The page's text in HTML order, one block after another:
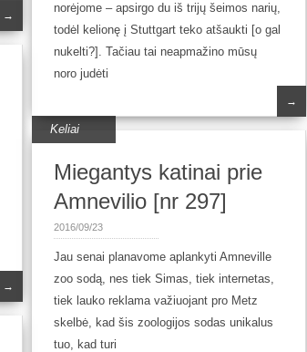
→
norėjome – apsirgo du iš trijų šeimos narių,
todėl kelionę į Stuttgart teko atšaukti [o gal
nukelti?]. Tačiau tai neapmažino mūsų
noro judėti
→
→
Keliai
Miegantys katinai prie
Amnevilio [nr 297]
2016/09/23
Jau senai planavome aplankyti Amneville
zoo sodą, nes tiek Simas, tiek internetas,
tiek lauko reklama važiuojant pro Metz
skelbė, kad šis zoologijos sodas unikalus
tuo, kad turi